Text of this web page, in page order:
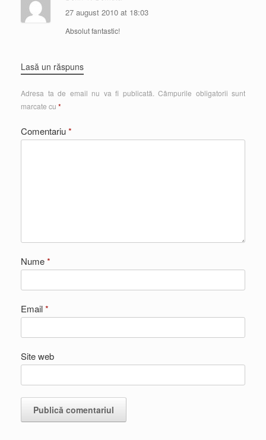
27 august 2010 at 18:03
Absolut fantastic!
Lasă un răspuns
Adresa ta de email nu va fi publicată. Câmpurile obligatorii sunt
marcate cu *
Comentariu*
Nume*
Email*
Site web